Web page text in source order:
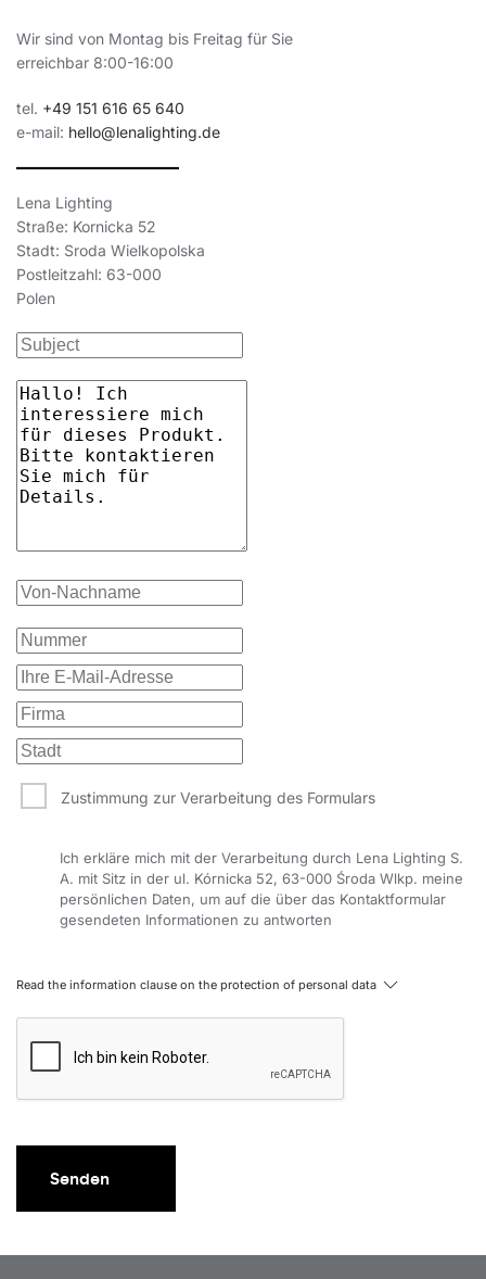
Wir sind von Montag bis Freitag für Sie
erreichbar 8:00-16:00
tel. +49 151 616 65 640
e-mail: hello@lenalighting.de
Lena Lighting
Straße: Kornicka 52
Stadt: Sroda Wielkopolska
Postleitzahl: 63-000
Polen
Zustimmung zur Verarbeitung des Formulars
Ich erkläre mich mit der Verarbeitung durch Lena Lighting S.
A. mit Sitz in der ul. Kórnicka 52, 63-000 Środa Wlkp. meine
persönlichen Daten, um auf die über das Kontaktformular
gesendeten Informationen zu antworten
Read the information clause on the protection of personal data
Senden